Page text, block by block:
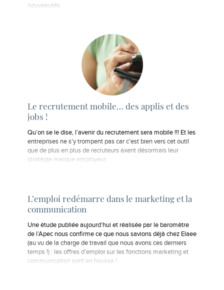
nouveautés.
Le recrutement mobile… des applis et des
jobs !
Qu’on se le dise, l’avenir du recrutement sera mobile !!! Et les
entreprises ne s’y trompent pas car c’est bien vers cet outil
que de plus en plus de recruteurs axent désormais leur
stratégie marque employeur.
L’emploi redémarre dans le marketing et la
communication
Une étude publiée aujourd’hui et réalisée par le baromètre
de l’Apec nous confirme ce que nous savions déjà chez Elaee
(au vu de la charge de travail que nous avons ces derniers
temps !) : les offres d’emploi sur les fonctions marketing et
communication sont en hausse !